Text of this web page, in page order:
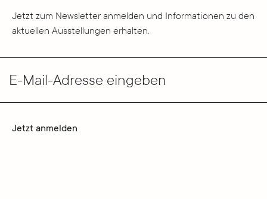
Jetzt zum Newsletter anmelden und Informationen zu den
aktuellen Ausstellungen erhalten.
E-Mail-Adresse eingeben
Jetzt anmelden